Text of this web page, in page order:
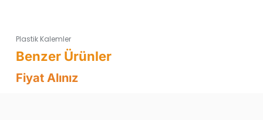
Plastik Kalemler
Fiyat Alınız